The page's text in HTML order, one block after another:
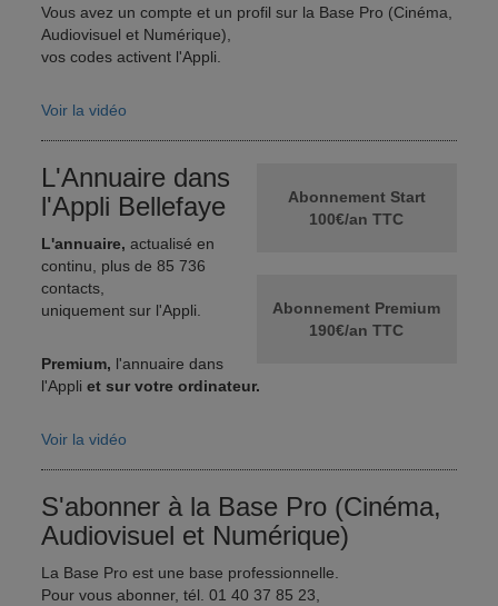
Vous avez un compte et un profil sur la Base Pro (Cinéma,
Audiovisuel et Numérique),
vos codes activent l'Appli.
Voir la vidéo
Abonnement Start
100€/an TTC
Abonnement Premium
190€/an TTC
L'Annuaire dans
l'Appli Bellefaye
L'annuaire, actualisé en
continu, plus de 85 736
contacts,
uniquement sur l'Appli.
Premium, l'annuaire dans
l'Appliet sur votre ordinateur.
Voir la vidéo
S'abonner à la Base Pro (Cinéma,
Audiovisuel et Numérique)
La Base Pro est une base professionnelle.
Pour vous abonner, tél. 01 40 37 85 23,